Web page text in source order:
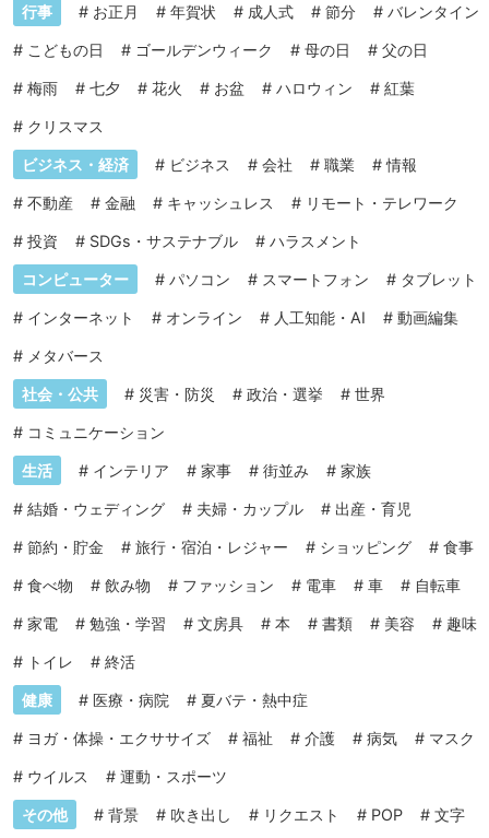
行事 # お正月 # 年賀状 # 成人式 # 節分 # バレンタイン
# こどもの日 # ゴールデンウィーク # 母の日 # 父の日
# 梅雨 # 七夕 # 花火 # お盆 # ハロウィン # 紅葉
# クリスマス
ビジネス・経済 # ビジネス # 会社 # 職業 #情報
# 不動産 # 金融 # キャッシュレス # リモート・テレワーク
# 投資 # SDGs・サステナブル # ハラスメント
コンピューター # パソコン # スマートフォン # タブレット
# インターネット # オンライン # 人工知能・AI # 動画編集
# メタバース
社会・公共 # 災害・防災 # 政治・選挙 # 世界
# コミュニケーション
生活 # インテリア # 家事 # 街並み # 家族
# 結婚・ウェディング # 夫婦・カップル # 出産・育児
# 節約・貯金 # 旅行・宿泊・レジャー # ショッピング # 食事
# 食べ物 # 飲み物 # ファッション # 電車 # 車 # 自転車
# 家電 # 勉強・学習 # 文房具 # 本 # 書類 # 美容 # 趣味
# トイレ # 終活
健康 # 医療・病院 # 夏バテ・熱中症
# ヨガ・体操・エクササイズ # 福祉 # 介護 # 病気 # マスク
# ウイルス # 運動・スポーツ
その他 # 背景 # 吹き出し # リクエスト # POP # 文字